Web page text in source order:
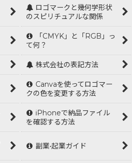
ロゴマークと幾何学形状
のスピリチュアルな関係
「CMYK」と「RGB」っ
て何？
株式会社の表記方法
Canvaを使ってロゴマー
クの色を変更する方法
iPhoneで納品ファイル
を確認する方法
副業•起業ガイド